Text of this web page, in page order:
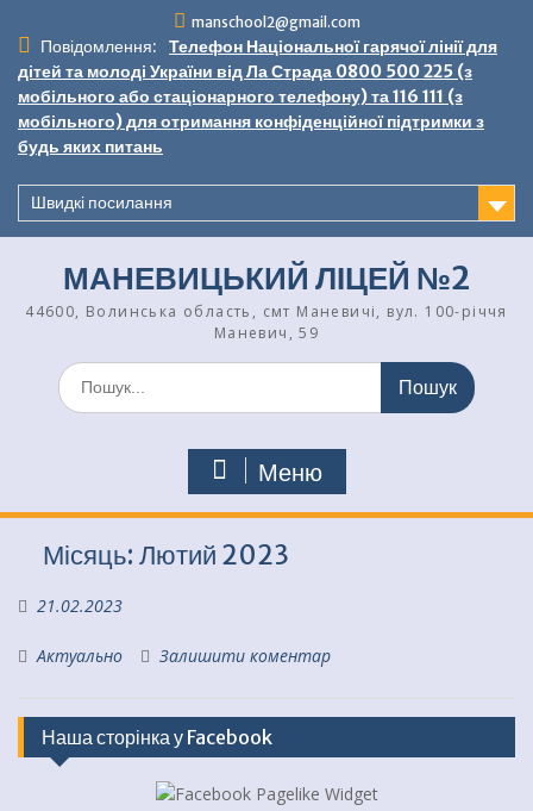
вмісту
manschool2@gmail.com
Повідомлення:
Телефон Національної гарячої лінії для
дітей та молоді України від Ла Страда 0800 500 225 (з
мобільного або стаціонарного телефону) та 116 111 (з
мобільного) для отримання конфіденційної підтримки з
будь яких питань
Швидкі посилання
МАНЕВИЦЬКИЙ ЛІЦЕЙ №2
44600, Волинська область, смт Маневичі, вул. 100-річчя
Маневич, 59
Шукати:
Меню
Місяць: Лютий 2023
21.02.2023
Актуально Залишити коментар
Наша сторінка у Facebook